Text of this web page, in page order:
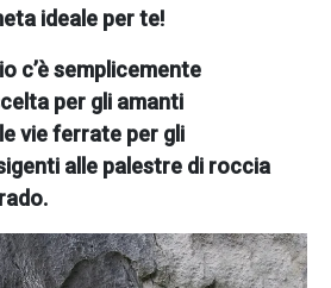
ideale per te!
c’è semplicemente
per gli amanti
vie ferrate per gli
alle palestre di roccia